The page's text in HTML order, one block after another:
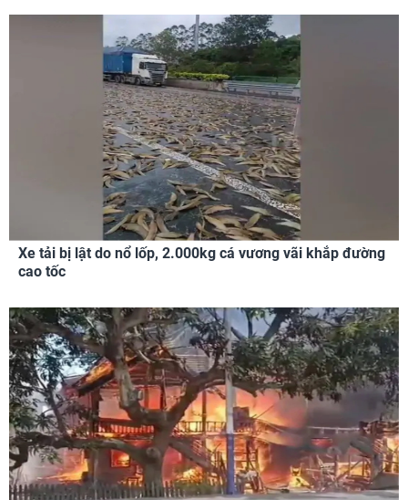
Xe tải bị lật do nổ lốp, 2.000kg cá vương vãi khắp đường
cao tốc